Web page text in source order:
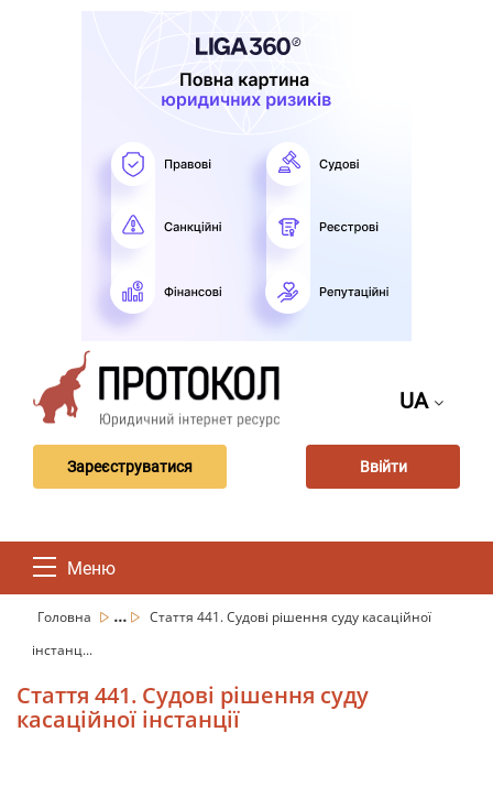
UA
Зареєструватися Ввійти
Меню
Головна ...
Стаття 441. Судові рішення суду касаційної
інстанц...
Стаття 441. Судові рішення суду
касаційної інстанції